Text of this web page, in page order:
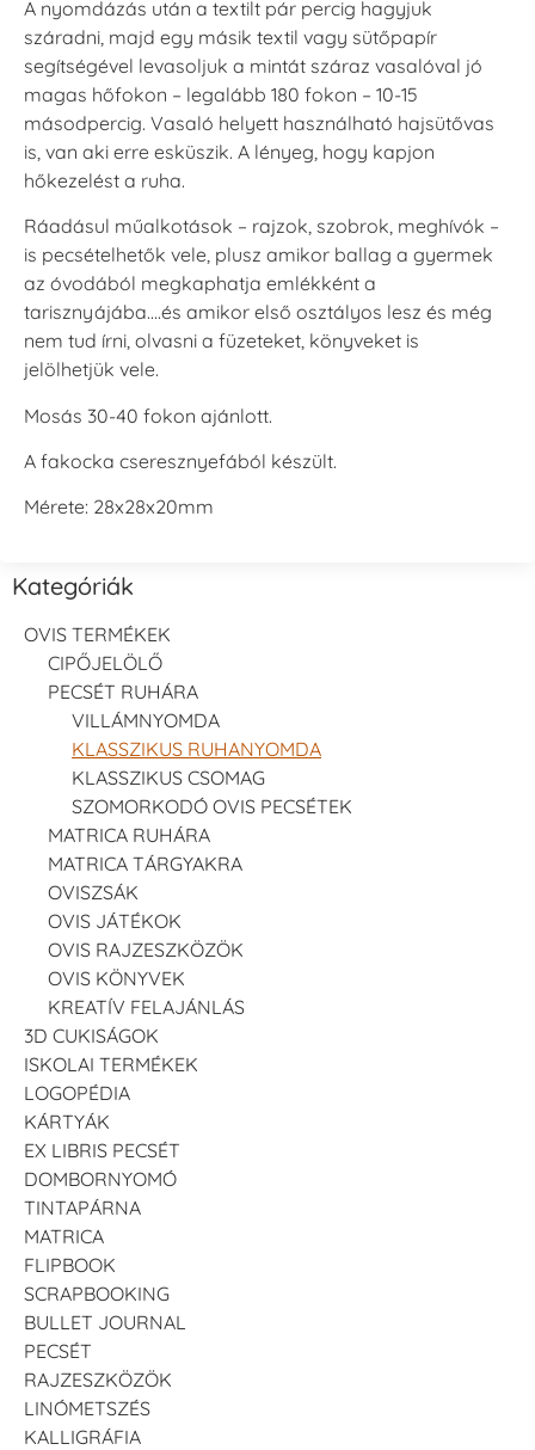
A nyomdázás után a textilt pár percig hagyjuk
száradni, majd egy másik textil vagy sütőpapír
segítségével levasoljuk a mintát száraz vasalóval jó
magas hőfokon – legalább 180 fokon – 10-15
másodpercig. Vasaló helyett használható hajsütővas
is, van aki erre esküszik. A lényeg, hogy kapjon
hőkezelést a ruha.
Ráadásul műalkotások – rajzok, szobrok, meghívók –
is pecsételhetők vele, plusz amikor ballag a gyermek
az óvodából megkaphatja emlékként a
tarisznyájába….és amikor első osztályos lesz és még
nem tud írni, olvasni a füzeteket, könyveket is
jelölhetjük vele.
Mosás 30-40 fokon ajánlott.
A fakocka cseresznyefából készült.
Mérete: 28x28x20mm
Kategóriák
OVIS TERMÉKEK
CIPŐJELÖLŐ
PECSÉT RUHÁRA
VILLÁMNYOMDA
KLASSZIKUS RUHANYOMDA
KLASSZIKUS CSOMAG
SZOMORKODÓ OVIS PECSÉTEK
MATRICA RUHÁRA
MATRICA TÁRGYAKRA
OVISZSÁK
OVIS JÁTÉKOK
OVIS RAJZESZKÖZÖK
OVIS KÖNYVEK
KREATÍV FELAJÁNLÁS
3D CUKISÁGOK
ISKOLAI TERMÉKEK
LOGOPÉDIA
KÁRTYÁK
EX LIBRIS PECSÉT
DOMBORNYOMÓ
TINTAPÁRNA
MATRICA
FLIPBOOK
SCRAPBOOKING
BULLET JOURNAL
PECSÉT
RAJZESZKÖZÖK
LINÓMETSZÉS
KALLIGRÁFIA